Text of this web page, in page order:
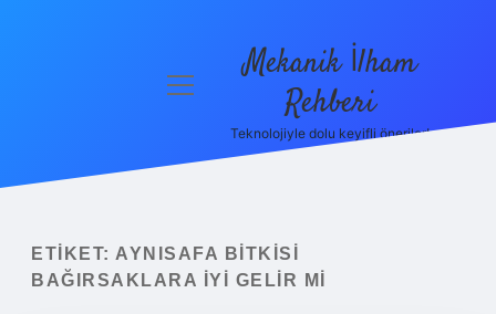
Yasal Uyarı
menüyü
Mekanik İlham
Rehberi
Teknolojiyle dolu keyifli öneriler!
ETIKET: AYNISAFA BITKISI
BAĞIRSAKLARA IYI GELIR MI